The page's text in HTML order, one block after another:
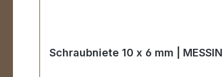
Schraubniete 10 x 6 mm |